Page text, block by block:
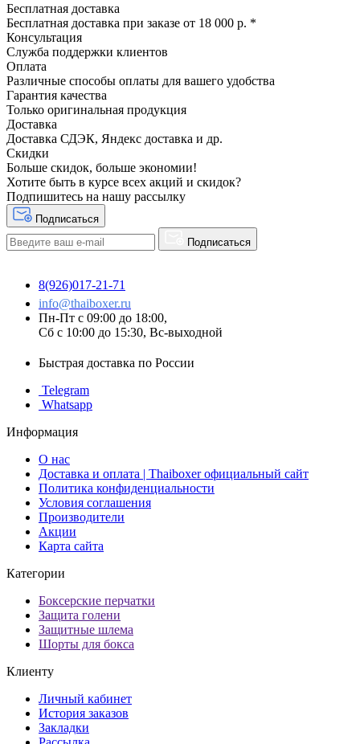
Бесплатная доставка
Бесплатная доставка при заказе от 18 000 р. *
Консультация
Служба поддержки клиентов
Оплата
Различные способы оплаты для вашего удобства
Гарантия качества
Только оригинальная продукция
Доставка
Доставка СДЭК, Яндекс доставка и др.
Скидки
Больше скидок, больше экономии!
Хотите быть в курсе всех акций и скидок?
Подпишитесь на нашу рассылку
Подписаться
Подписаться
8(926)017-21-71
info@thaiboxer.ru
Пн-Пт с 09:00 до 18:00,
Сб с 10:00 до 15:30, Вс-выходной
Быстрая доставка по России
Telegram
Whatsapp
Информация
О нас
Доставка и оплата | Thaiboxer официальный сайт
Политика конфиденциальности
Условия соглашения
Производители
Акции
Карта сайта
Категории
Боксерские перчатки
Защита голени
Защитные шлема
Шорты для бокса
Клиенту
Личный кабинет
История заказов
Закладки